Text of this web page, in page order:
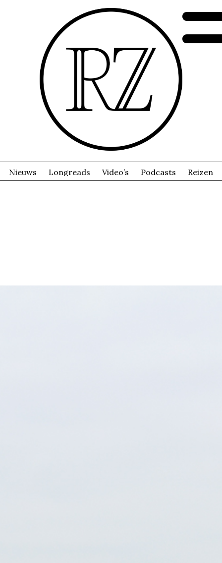
Nieuws Longreads Video’s Podcasts Reizen